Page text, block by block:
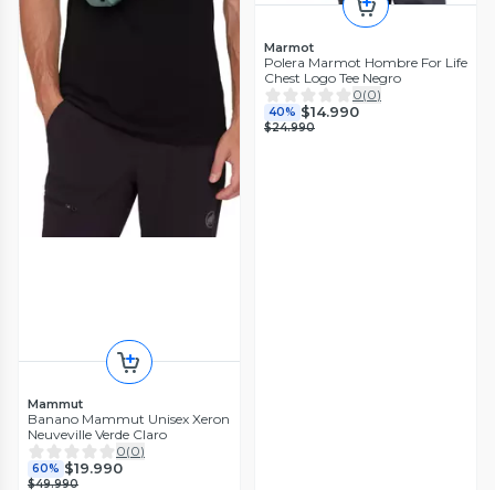
Mammut
Banano Mammut Unisex Xeron
Neuveville Verde Claro
0(0)
60% $19.990
$49.990
Marmot
Polera Marmot Hombre For Life
Chest Logo Tee Negro
0(0)
40% $14.990
$24.990